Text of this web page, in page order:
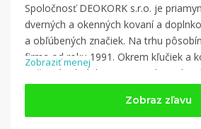
Spoločnosť DEOKORK s.r.o. je
dverných a okenných kovaní a
a obľúbených značiek. Na trhu
firma od roku 1991. Okrem kľučiek a
poštové schránky, trezory a
krbového náradia a doplnkov.
Nakupujte na e-kovanie.sk a využite
Dom a záhrada
Zobraziť menej
Zobraz zľavu